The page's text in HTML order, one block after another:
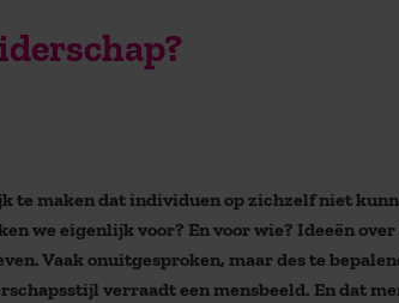
te maken dat individuen op zichzelf niet
we eigenlijk voor? En voor wie? Ideeën over
Vaak onuitgesproken, maar des te
verraadt een mensbeeld. En dat